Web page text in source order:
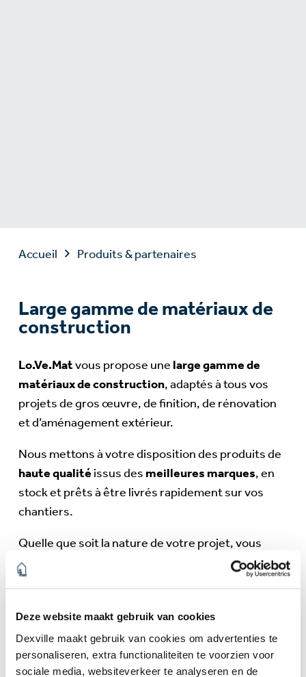
Deze website maakt gebruik van cookies
Dexville maakt gebruik van cookies om advertenties te
personaliseren, extra functionaliteiten te voorzien voor
sociale media, websiteverkeer te analyseren en de
Accueil Produits & partenaires
Large gamme de matériaux de
construction
Lo.Ve.Matvous propose unelarge gamme de
matériaux de construction, adaptés à tous vos
projets de gros œuvre, de finition, de rénovation
et d’aménagement extérieur.
Nous mettons à votre disposition des produits de
haute qualitéissus desmeilleures marques, en
stock et prêts à être livrés rapidement sur vos
chantiers.
Quelle que soit la nature de votre projet, vous
trouverez chez nous des matériaux fiables,
durables et performants.